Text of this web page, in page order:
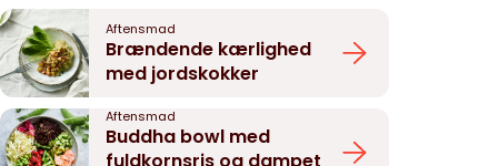
Aftensmad
Brændende kærlighed
med jordskokker
Aftensmad
Buddha bowl med
fuldkornsris og dampet